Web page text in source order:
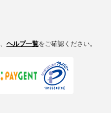
ヘルプ一覧をご確認ください。